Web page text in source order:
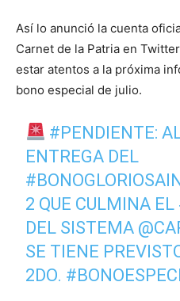
Así lo anunció la cuenta
Carnet de la Patria en
estar atentos a la próxima
bono especial de julio.
#PENDIENTE:
ENTREGA DEL
2 QUE CULMINA EL
DEL SISTEMA
SE TIENE
2DO.